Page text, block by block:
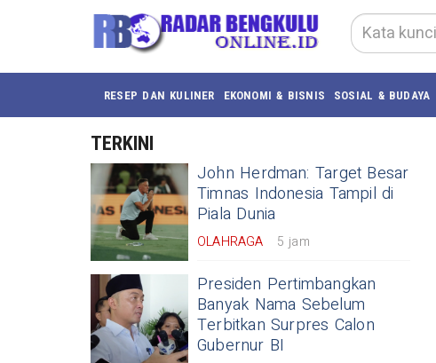
RESEP DAN KULINER EKONOMI & BISNIS SOSIAL & BUDAYA
TERKINI
John Herdman: Target Besar
Timnas Indonesia Tampil di
Piala Dunia
OLAHRAGA 5 jam
Presiden Pertimbangkan
Banyak Nama Sebelum
Terbitkan Surpres Calon
Gubernur BI